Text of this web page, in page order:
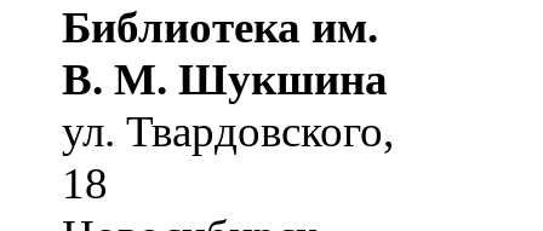
Библиотека им.
В. М. Шукшина
ул. Твардовского,
18